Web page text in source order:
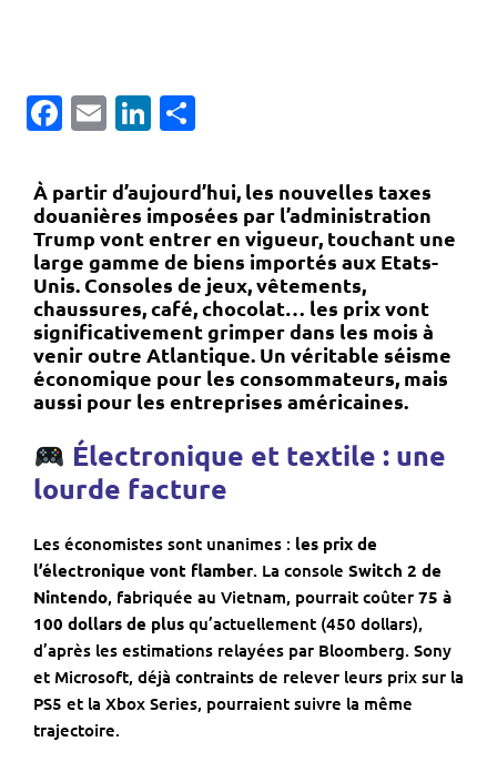
Facebook
EmailLinkedIn
À partir d’aujourd’hui, les nouvelles taxes
douanières imposées par l’administration
Trump vont entrer en vigueur, touchant une
large gamme de biens importés aux Etats-
Unis. Consoles de jeux, vêtements,
chaussures, café, chocolat… les prix vont
significativement grimper dans les mois à
venir outre Atlantique. Un véritable séisme
économique pour les consommateurs, mais
aussi pour les entreprises américaines.
Électronique et textile : une
lourde facture
Les économistes sont unanimes : les prix de
l’électronique vont flamber. La console Switch 2 de
Nintendo, fabriquée au Vietnam, pourrait coûter 75 à
100 dollars de plus qu’actuellement (450 dollars),
d’après les estimations relayées par Bloomberg. Sony
et Microsoft, déjà contraints de relever leurs prix sur la
PS5 et la Xbox Series, pourraient suivre la même
trajectoire.